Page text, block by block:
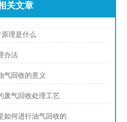
关文章
理是什么
办法
气回收的意义
废气回收处理工艺
如何进行油气回收的